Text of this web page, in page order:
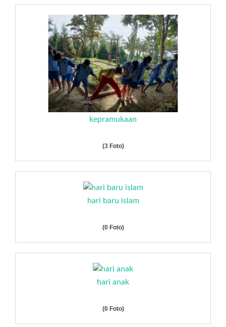
kepramukaan
(3 Foto)
hari baru islam
(0 Foto)
hari anak
(0 Foto)